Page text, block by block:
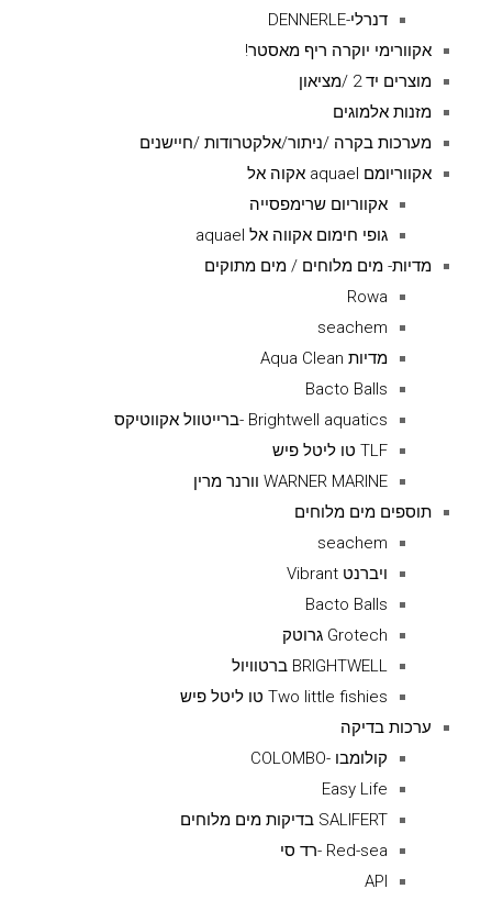
דנרלי-DENNERLE
אקוורימי יוקרה ריף מאסטר!
מוצרים יד 2 /מציאון
מזנות אלמוגים
מערכות בקרה /ניתור/אלקטרודות /חיישנים
אקווריומם aquael אקוה אל
אקווריום שרימפסייה
גופי חימום אקווה אל aquael
מדיות- מים מלוחים / מים מתוקים
Rowa
seachem
מדיות Aqua Clean
Bacto Balls
Brightwell aquatics -ברייטוול אקווטיקס
TLF טו ליטל פיש
WARNER MARINE וורנר מרין
תוספים מים מלוחים
seachem
ויברנט Vibrant
Bacto Balls
Grotech גרוטק
BRIGHTWELL ברטוויול
Two little fishies טו ליטל פיש
ערכות בדיקה
קולומבו -COLOMBO
Easy Life
SALIFERT בדיקות מים מלוחים
Red-sea -רד סי
API